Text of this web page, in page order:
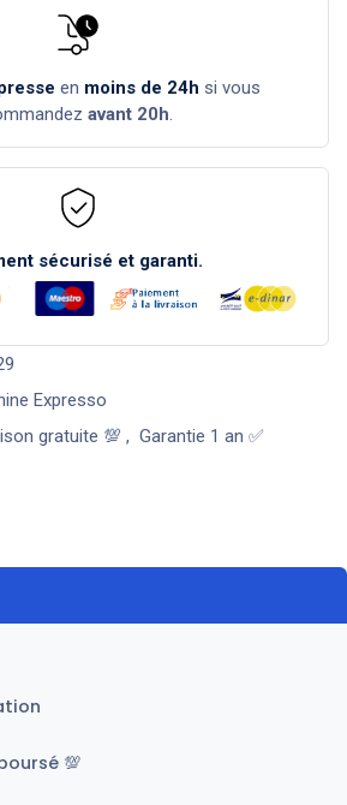
en moins de 24h si vous
avant 20h.
sécurisé et garanti.
Expresso
gratuite 💯 , Garantie 1 an ✅
💯